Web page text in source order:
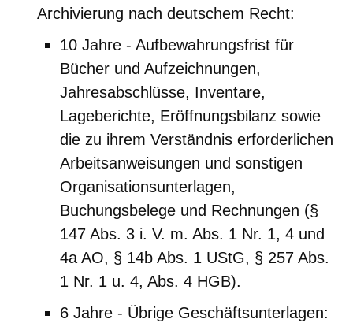
Archivierung nach deutschem Recht:
10 Jahre - Aufbewahrungsfrist für
Bücher und Aufzeichnungen,
Jahresabschlüsse, Inventare,
Lageberichte, Eröffnungsbilanz sowie
die zu ihrem Verständnis erforderlichen
Arbeitsanweisungen und sonstigen
Organisationsunterlagen,
Buchungsbelege und Rechnungen (§
147 Abs. 3 i. V. m. Abs. 1 Nr. 1, 4 und
4a AO, § 14b Abs. 1 UStG, § 257 Abs.
1 Nr. 1 u. 4, Abs. 4 HGB).
6 Jahre - Übrige Geschäftsunterlagen: